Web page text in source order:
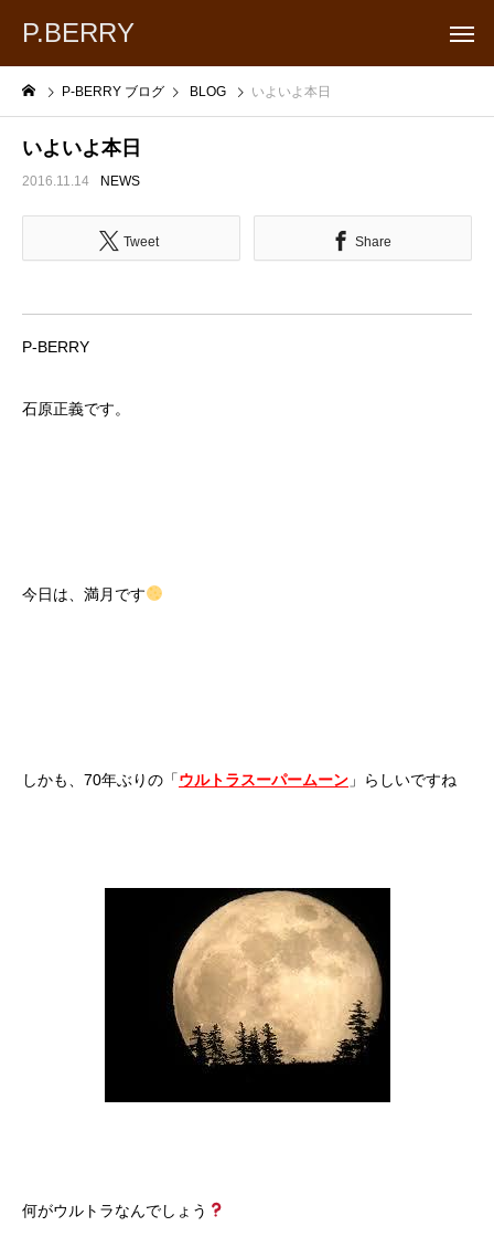
P.BERRY
P-BERRY ブログ BLOG いよいよ本日
いよいよ本日
2016.11.14 NEWS
Tweet Share
P-BERRY
石原正義です。
今日は、満月です
しかも、70年ぶりの「ウルトラスーパームーン 」らしいですね
何がウルトラなんでしょう